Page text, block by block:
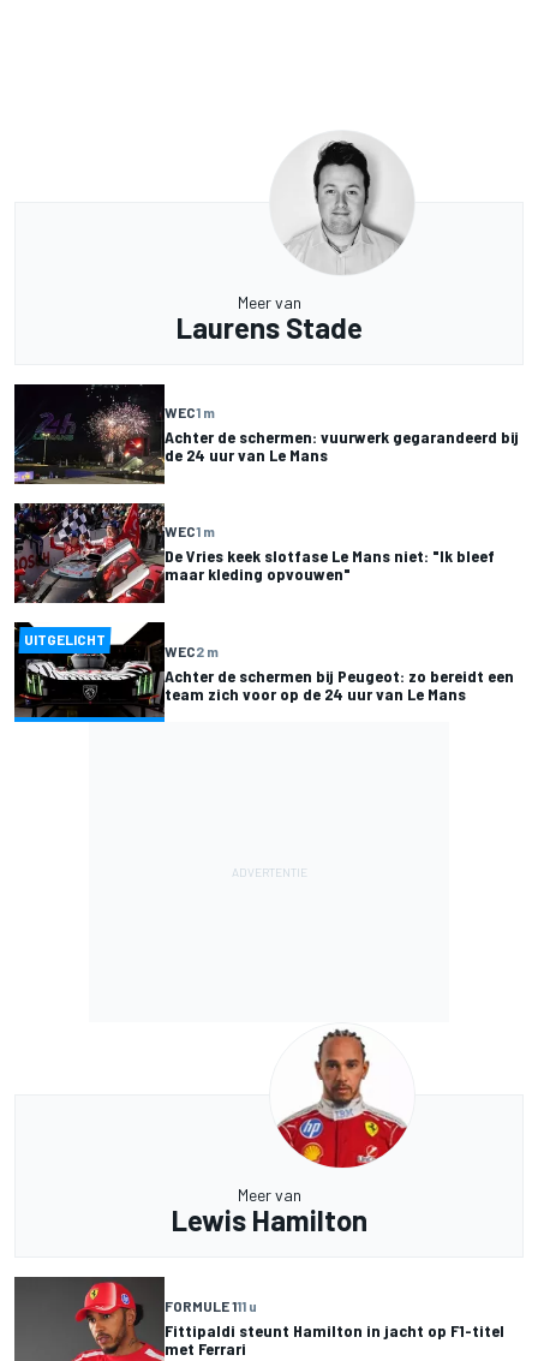
Meer van
Laurens Stade
WEC1 m
Achter de schermen: vuurwerk gegarandeerd bij
de 24 uur van Le Mans
WEC1 m
De Vries keek slotfase Le Mans niet: "Ik bleef
maar kleding opvouwen"
UITGELICHT
WEC2 m
Achter de schermen bij Peugeot: zo bereidt een
team zich voor op de 24 uur van Le Mans
Meer van
Lewis Hamilton
FORMULE 111 u
Fittipaldi steunt Hamilton in jacht op F1-titel
met Ferrari